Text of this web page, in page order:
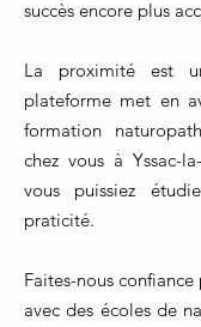
succès encore plus
La proximité est
plateforme met en
formation
chez vous à Yssac-
vous puissiez
praticité.
Faites-nous
avec des écoles de